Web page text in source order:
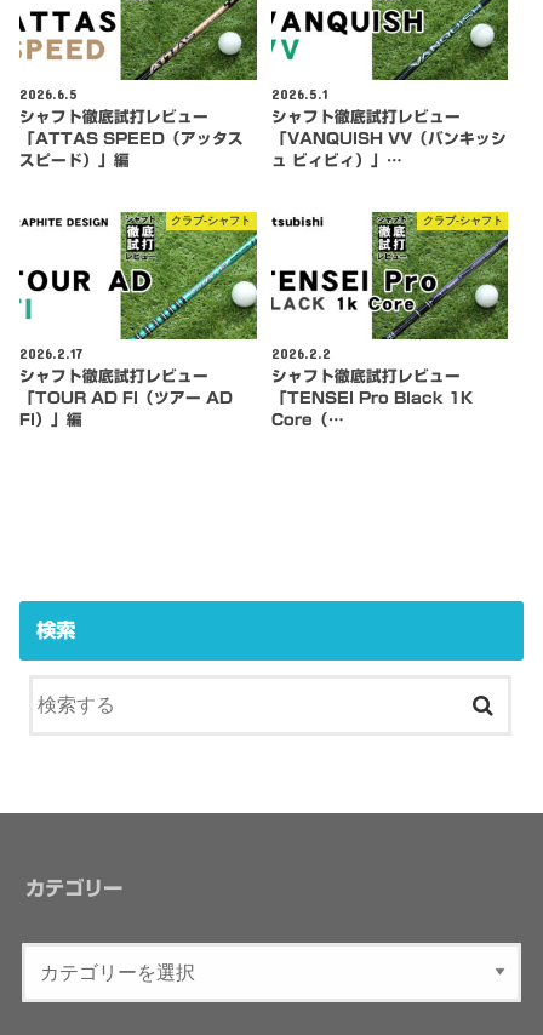
2026.6.5
シャフト徹底試打レビュー
「ATTAS SPEED（アッタス
スピード）」編
2026.5.1
シャフト徹底試打レビュー
「VANQUISH VV（バンキッシ
ュ ビィビィ）」…
クラブ-シャフト
2026.2.17
シャフト徹底試打レビュー
「TOUR AD FI（ツアー AD
FI）」編
クラブ-シャフト
2026.2.2
シャフト徹底試打レビュー
「TENSEI Pro Black 1K
Core（…
検索
カテゴリー